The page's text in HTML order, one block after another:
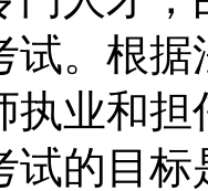
试。根
执业和
试的目